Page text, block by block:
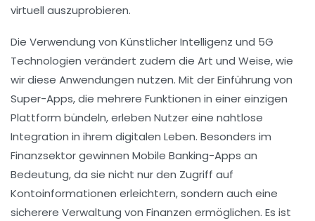
virtuell auszuprobieren.
Die Verwendung von Künstlicher Intelligenz und 5G
Technologien verändert zudem die Art und Weise, wie
wir diese Anwendungen nutzen. Mit der Einführung von
Super-Apps, die mehrere Funktionen in einer einzigen
Plattform bündeln, erleben Nutzer eine nahtlose
Integration in ihrem digitalen Leben. Besonders im
Finanzsektor gewinnen Mobile Banking-Apps an
Bedeutung, da sie nicht nur den Zugriff auf
Kontoinformationen erleichtern, sondern auch eine
sicherere Verwaltung von Finanzen ermöglichen. Es ist